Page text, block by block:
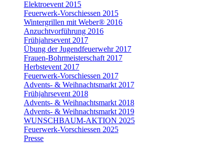
Elektroevent 2015
Feuerwerk-Vorschiessen 2015
Wintergrillen mit Weber® 2016
Anzuchtvorführung 2016
Frühjahrsevent 2017
Übung der Jugendfeuerwehr 2017
Frauen-Bohrmeisterschaft 2017
Herbstevent 2017
Feuerwerk-Vorschiessen 2017
Advents- & Weihnachtsmarkt 2017
Frühjahrsevent 2018
Advents- & Weihnachtsmarkt 2018
Advents- & Weihnachtsmarkt 2019
WUNSCHBAUM-AKTION 2025
Feuerwerk-Vorschiessen 2025
Presse